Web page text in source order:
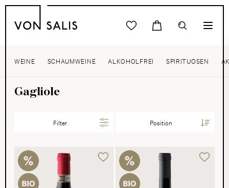
WEINE SCHAUMWEINE ALKOHOLFREI SPIRITUOSEN
Gagliole
Filter